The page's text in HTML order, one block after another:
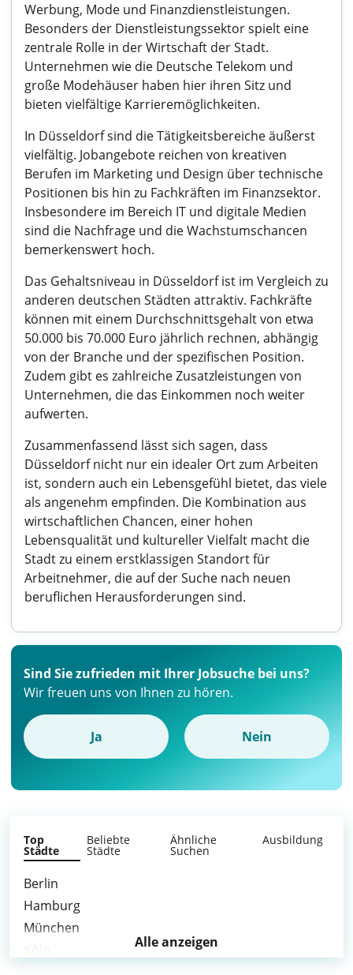
Werbung, Mode und Finanzdienstleistungen.
Besonders der Dienstleistungssektor spielt eine
zentrale Rolle in der Wirtschaft der Stadt.
Unternehmen wie die Deutsche Telekom und
große Modehäuser haben hier ihren Sitz und
bieten vielfältige Karrieremöglichkeiten.
In Düsseldorf sind die Tätigkeitsbereiche äußerst
vielfältig. Jobangebote reichen von kreativen
Berufen im Marketing und Design über technische
Positionen bis hin zu Fachkräften im Finanzsektor.
Insbesondere im Bereich IT und digitale Medien
sind die Nachfrage und die Wachstumschancen
bemerkenswert hoch.
Das Gehaltsniveau in Düsseldorf ist im Vergleich zu
anderen deutschen Städten attraktiv. Fachkräfte
können mit einem Durchschnittsgehalt von etwa
50.000 bis 70.000 Euro jährlich rechnen, abhängig
von der Branche und der spezifischen Position.
Zudem gibt es zahlreiche Zusatzleistungen von
Unternehmen, die das Einkommen noch weiter
aufwerten.
Zusammenfassend lässt sich sagen, dass
Düsseldorf nicht nur ein idealer Ort zum Arbeiten
ist, sondern auch ein Lebensgefühl bietet, das viele
als angenehm empfinden. Die Kombination aus
wirtschaftlichen Chancen, einer hohen
Lebensqualität und kultureller Vielfalt macht die
Stadt zu einem erstklassigen Standort für
Arbeitnehmer, die auf der Suche nach neuen
beruflichen Herausforderungen sind.
Sind Sie zufrieden mit Ihrer Jobsuche bei uns?
Wir freuen uns von Ihnen zu hören.
Ja Nein
Top
Städte
Beliebte
Städte
Ähnliche
Suchen
Ausbildung
Berlin
Hamburg
München
Alle anzeigen